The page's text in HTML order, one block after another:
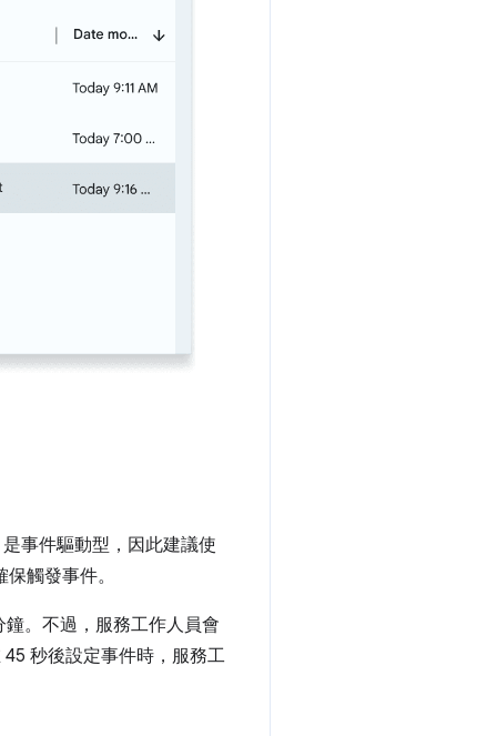
事件驅動型，因此建議使
觸發事件。
。不過，服務工作人員會
秒後設定事件時，服務工